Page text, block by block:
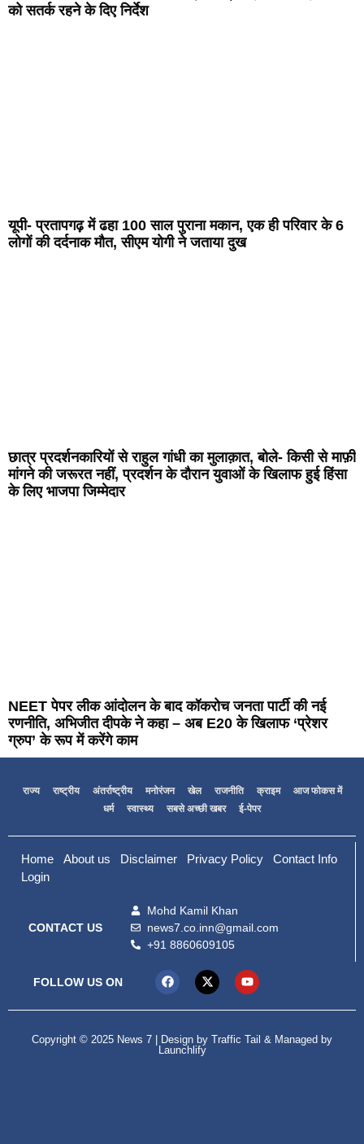
को सतर्क रहने के दिए निर्देश
यूपी- प्रतापगढ़ में ढहा 100 साल पुराना मकान, एक ही परिवार के 6
लोगों की दर्दनाक मौत, सीएम योगी ने जताया दुख
छात्र प्रदर्शनकारियों से राहुल गांधी का मुलाक़ात, बोले- किसी से माफ़ी
मांगने की जरूरत नहीं, प्रदर्शन के दौरान युवाओं के खिलाफ हुई हिंसा
के लिए भाजपा जिम्मेदार
NEET पेपर लीक आंदोलन के बाद कॉकरोच जनता पार्टी की नई
रणनीति, अभिजीत दीपके ने कहा – अब E20 के खिलाफ ‘प्रेशर
ग्रुप’ के रूप में करेंगे काम
राज्य राष्ट्रीय अंतर्राष्ट्रीय मनोरंजन खेल राजनीति क्राइम
आज फोकस में
धर्म
स्वास्थ्य सबसे अच्छी खबर ई-पेपर
Home About us Disclaimer Privacy Policy
Contact Info
Login
CONTACT US
Mohd Kamil Khan
news7.co.inn@gmail.com
+91 8860609105
FOLLOW US ON
Copyright © 2025 News 7 | Design by Traffic Tail & Managed by
Launchlify